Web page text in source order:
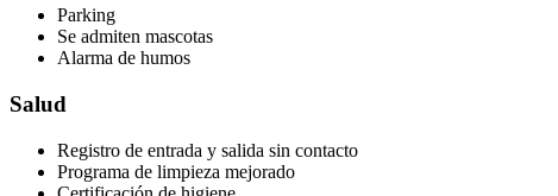
Parking
Se admiten mascotas
Alarma de humos
Salud
Registro de entrada y salida sin contacto
Programa de limpieza mejorado